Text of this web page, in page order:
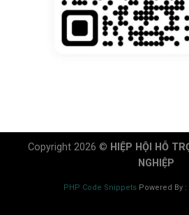
Copyright 2026 © HIỆP HỘI HỖ
NGHIỆP
PHP Code Snippets Powered By :